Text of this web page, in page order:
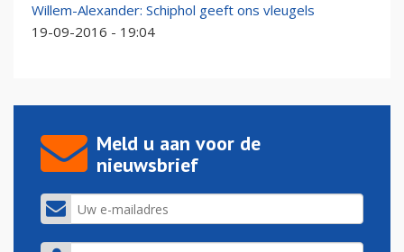
Willem-Alexander: Schiphol geeft ons vleugels
19-09-2016 - 19:04
Meld u aan voor de
nieuwsbrief